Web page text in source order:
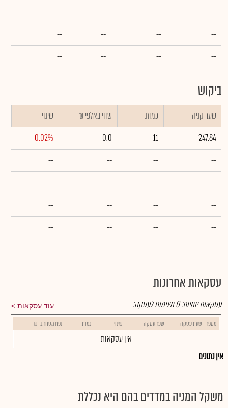
--
--
--
--
--
--
--
--
--
--
--
--
ביקוש
שער קניה כמות ₪ שווי באלפי
שינוי
247.84
11
0.0
-0.02%
--
--
--
--
--
--
--
--
--
--
--
--
--
--
--
--
עסקאות אחרונות
עוד עסקאות עסקאות יומיות:0מינימום לעסקה:
מספר שעת עסקה שער עסקה שינוי כמות נפח מסחר ב- ₪
אין עסקאות
אין נתונים
משקל המניה במדדים בהם היא נכללת